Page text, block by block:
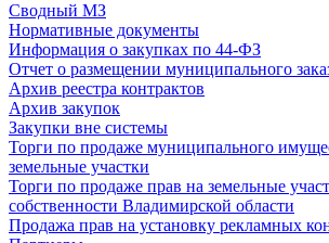
Сводный МЗ
Нормативные документы
Информация о закупках по 44-ФЗ
Отчет о размещении муниципального
Архив реестра контрактов
Архив закупок
Закупки вне системы
Торги по продаже муниципального
земельные участки
Торги по продаже прав на земельные
собственности Владимирской области
Продажа прав на установку рекламных